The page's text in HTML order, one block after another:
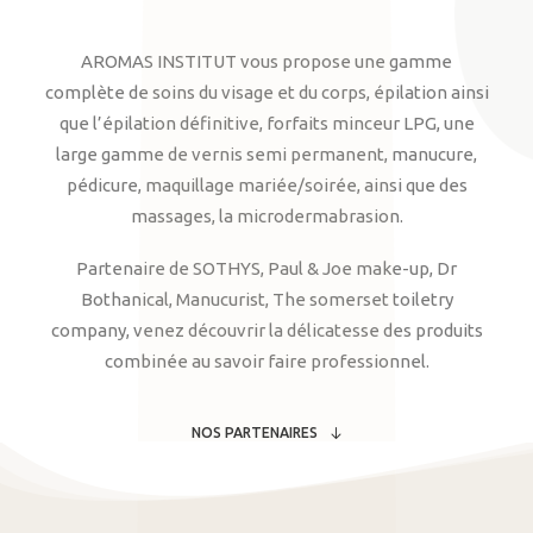
AROMAS INSTITUT vous propose une gamme
complète de soins du visage et du corps, épilation ainsi
que l’épilation définitive, forfaits minceur LPG, une
large gamme de vernis semi permanent, manucure,
pédicure, maquillage mariée/soirée, ainsi que des
massages, la microdermabrasion.
Partenaire de SOTHYS, Paul & Joe make-up, Dr
Bothanical, Manucurist, The somerset toiletry
company, venez découvrir la délicatesse des produits
combinée au savoir faire professionnel.
NOS PARTENAIRES